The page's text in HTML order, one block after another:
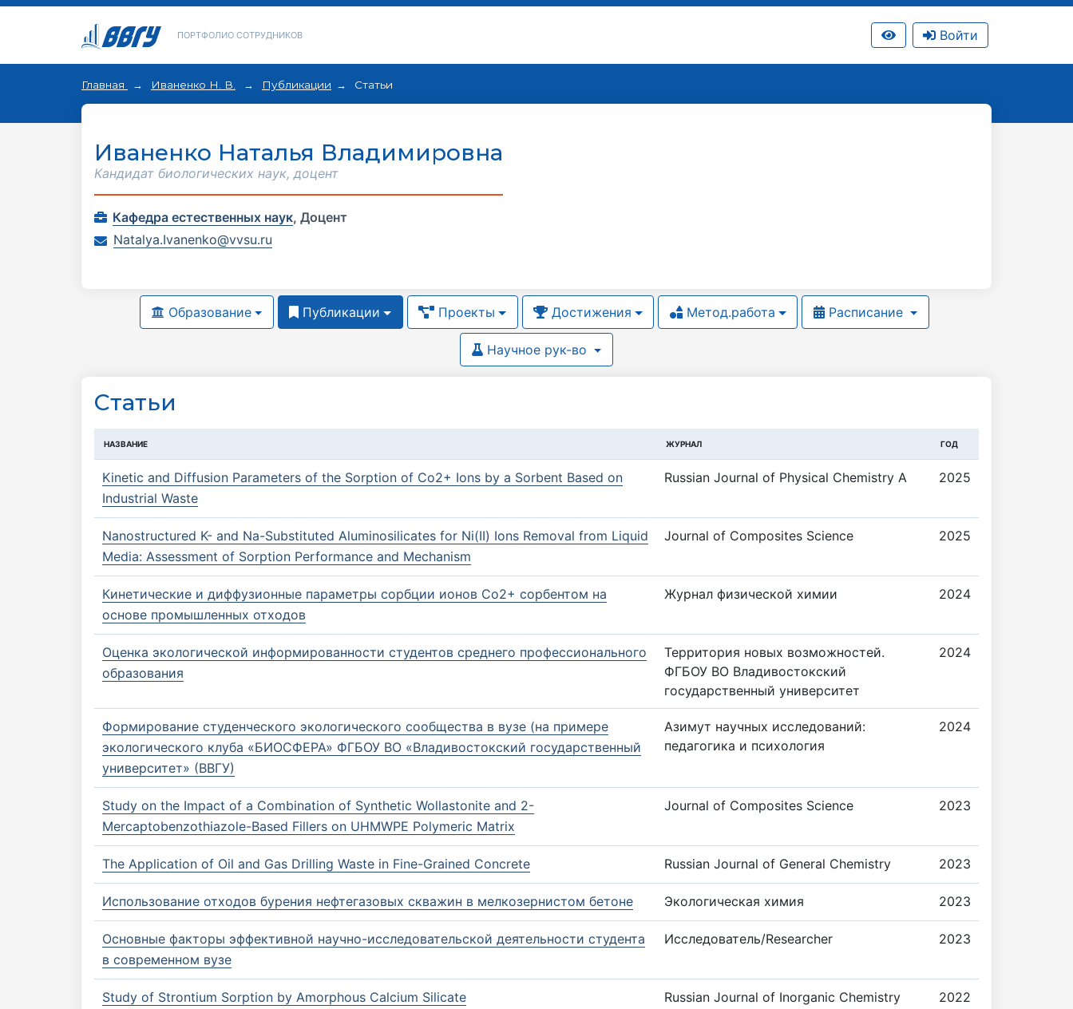
ПОРТФОЛИО СОТРУДНИКОВ Войти
Главная Иваненко Н. В. Публикации Статьи
Иваненко Наталья Владимировна
Кандидат биологических наук, доцент
Кафедра естественных наук, Доцент
Natalya.Ivanenko@vvsu.ru
Образование Публикации Проекты Достижения Метод.работа Расписание
Научное рук-во
Статьи
НАЗВАНИЕ ЖУРНАЛ ГОД
Kinetic and Diffusion Parameters of the Sorption of Co2+ Ions by a Sorbent Based on
Industrial Waste
Russian Journal of Physical Chemistry A 2025
Nanostructured K- and Na-Substituted Aluminosilicates for Ni(II) Ions Removal from Liquid
Media: Assessment of Sorption Performance and Mechanism
Journal of Composites Science 2025
Кинетические и диффузионные параметры сорбции ионов Co2+ сорбентом на
основе промышленных отходов
Журнал физической химии 2024
Оценка экологической информированности студентов среднего профессионального
образования
Территория новых возможностей.
ФГБОУ ВО Владивостокский
государственный университет
2024
Формирование студенческого экологического сообщества в вузе (на примере
экологического клуба «БИОСФЕРА» ФГБОУ ВО «Владивостокский государственный
университет» (ВВГУ)
Азимут научных исследований:
педагогика и психология
2024
Study on the Impact of a Combination of Synthetic Wollastonite and 2-
Mercaptobenzothiazole-Based Fillers on UHMWPE Polymeric Matrix
Journal of Composites Science 2023
The Application of Oil and Gas Drilling Waste in Fine-Grained Concrete Russian Journal of General Chemistry 2023
Использование отходов бурения нефтегазовых скважин в мелкозернистом бетоне Экологическая химия 2023
Основные факторы эффективной научно-исследовательской деятельности студента
в современном вузе
Исследователь/Researcher 2023
Study of Strontium Sorption by Amorphous Calcium Silicate Russian Journal of Inorganic Chemistry 2022